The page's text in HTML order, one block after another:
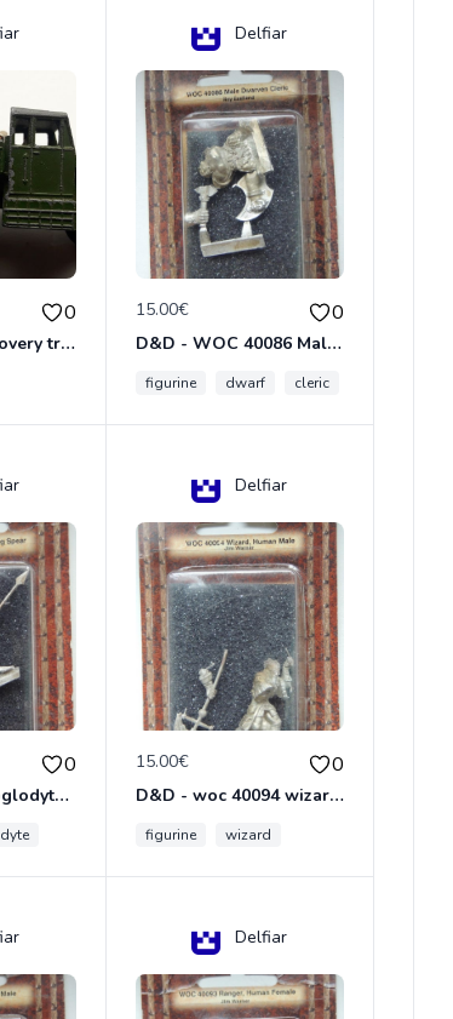
0
meccano ltd recovery tractor N°661
Delfiar
15.00€ 0
D&D - WOC 40086 Male Dwarven Cleric Miniature - Donjons Dragons
figurine dwarf cleric
0
D&D - 88288 troglodyte with long Miniature - Donjons Dragons
Delfiar
15.00€ 0
D&D - woc 40094 wizard human male Miniature - Donjons Dragons
figurine wizard
Delfiar